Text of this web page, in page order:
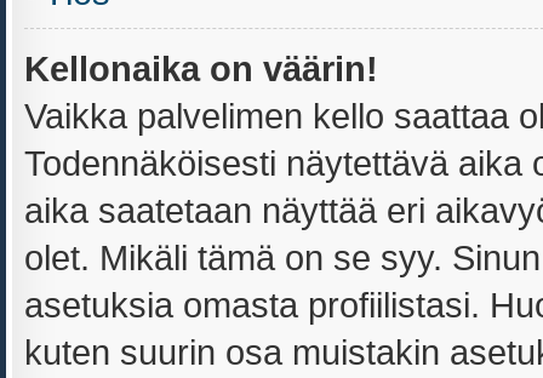
Kellonaika on väärin!
Vaikka palvelimen kello saattaa
Todennäköisesti näytettävä aika
aika saatetaan näyttää eri
olet. Mikäli tämä on se syy.
asetuksia omasta profiilistasi.
kuten suurin osa muistakin